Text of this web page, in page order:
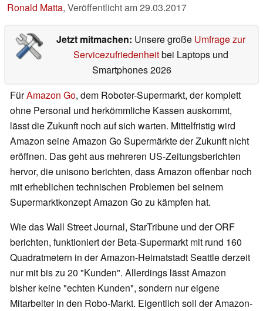
Ronald Matta, Veröffentlicht am29.03.2017
Jetzt mitmachen: Unsere große Umfrage zur
Servicezufriedenheitbei Laptops und
Smartphones 2026
FürAmazon Go, dem Roboter-Supermarkt, der komplett
ohne Personal und herkömmliche Kassen auskommt,
lässt die Zukunft noch auf sich warten. Mittelfristig wird
Amazon seine Amazon Go Supermärkte der Zukunft nicht
eröffnen. Das geht aus mehreren US-Zeitungsberichten
hervor, die unisono berichten, dass Amazon offenbar noch
mit erheblichen technischen Problemen bei seinem
Supermarktkonzept Amazon Go zu kämpfen hat.
Wie das Wall Street Journal, StarTribune und der ORF
berichten, funktioniert der Beta-Supermarkt mit rund 160
Quadratmetern in der Amazon-Heimatstadt Seattle derzeit
nur mit bis zu 20 "Kunden". Allerdings lässt Amazon
bisher keine "echten Kunden", sondern nur eigene
Mitarbeiter in den Robo-Markt. Eigentlich soll der Amazon-